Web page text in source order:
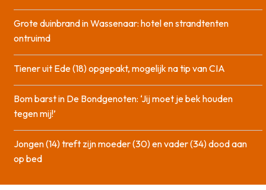
Grote duinbrand in Wassenaar: hotel en strandtenten
ontruimd
Tiener uit Ede (18) opgepakt, mogelijk na tip van CIA
Bom barst in De Bondgenoten: ‘Jij moet je bek houden
tegen mij!’
Jongen (14) treft zijn moeder (30) en vader (34) dood aan
op bed